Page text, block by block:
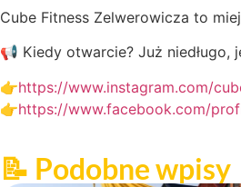
Cube Fitness Zelwerowicza to
📢 Kiedy otwarcie? Już niedługo,
👉https://www.instagram.com/
👉https://www.facebook.com/
📝 Podobne wpisy